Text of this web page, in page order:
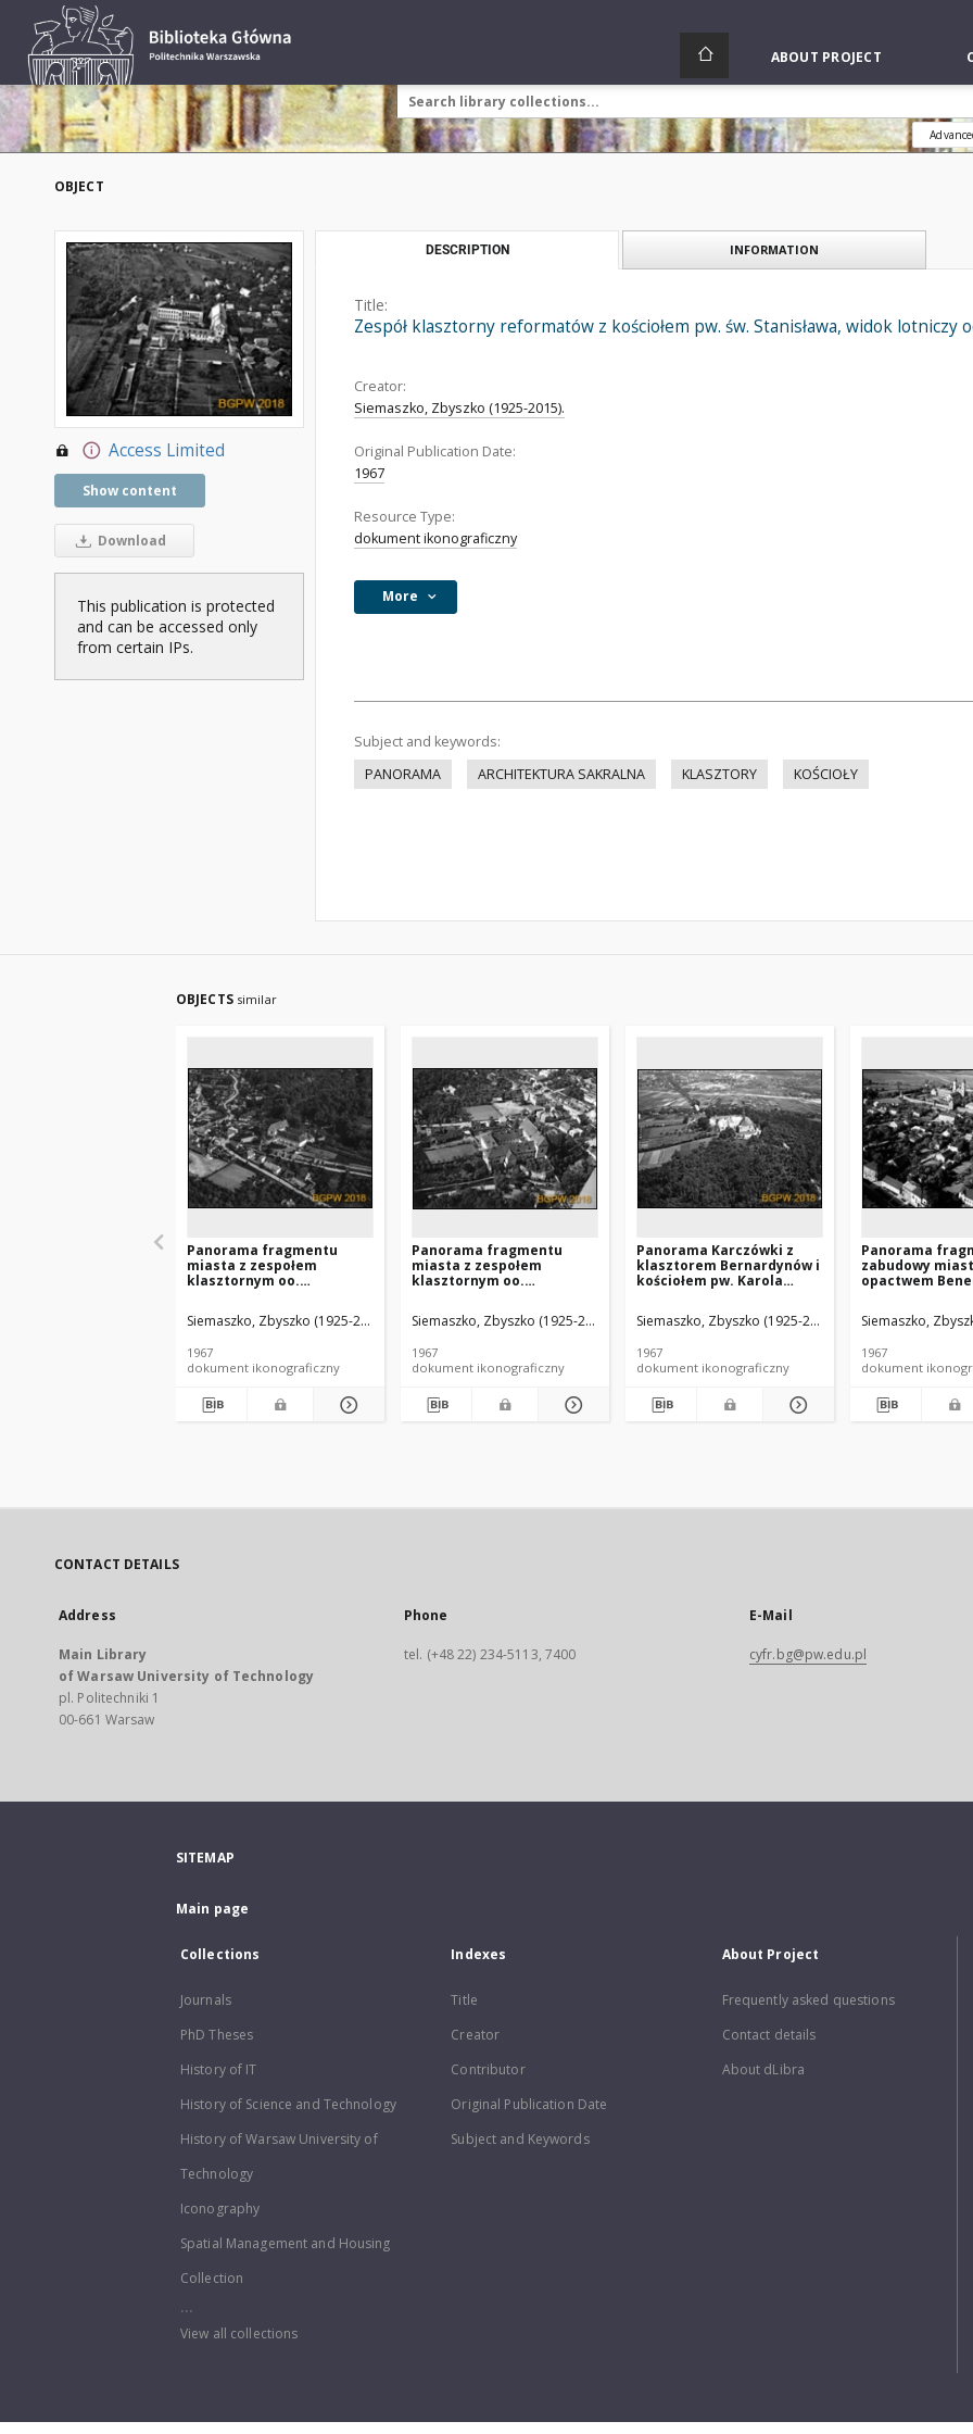
ABOUT PROJECT
OBJECT
Access Limited
Show content
Download
This publication is protected
and can be accessed only
from certain IPs.
DESCRIPTION INFORMATION
Title:
Zespół klasztorny reformatów z kościołem pw. św. Stanisława, widok lotniczy
Creator:
Siemaszko, Zbyszko (1925-2015).
Original Publication Date:
1967
Resource Type:
dokument ikonograficzny
More
Subject and keywords:
PANORAMA
ARCHITEKTURA SAKRALNA KLASZTORY KOŚCIOŁY
OBJECTS similar
Panorama fragmentu
miasta z zespołem
klasztornym oo.
Zwiastowania NMP, widok
lotniczy od strony
Kazimierz Dolny
Siemaszko, Zbyszko (1925-2015).
1967
dokument ikonograficzny
Panorama fragmentu
miasta z zespołem
klasztornym oo.
Zwiastowania NMP, widok
lotniczy od strony
Dolny
Siemaszko, Zbyszko (1925-2015).
1967
dokument ikonograficzny
Panorama Karczówki z
klasztorem Bernardynów i
kościołem pw. Karola
lotniczy od strony
zachodniej z zabudową
Siemaszko, Zbyszko (1925-2015).
1967
dokument ikonograficzny
Panorama
zabudowy
opactwem
widok lotniczy
południowo-
Siemaszko,
1967
dokument
CONTACT DETAILS
Address
Main Library
of Warsaw University of Technology
pl. Politechniki 1
00-661 Warsaw
Phone
tel. (+48 22) 234-5113, 7400
E-Mail
cyfr.bg@pw.edu.pl
SITEMAP
Main page
Collections
Journals
PhD Theses
History of IT
History of Science and Technology
History of Warsaw University of
Technology
Iconography
Spatial Management and Housing
Collection
...
View all collections
Indexes
Title
Creator
Contributor
Original Publication Date
Subject and Keywords
About Project
Frequently asked questions
Contact details
About dLibra